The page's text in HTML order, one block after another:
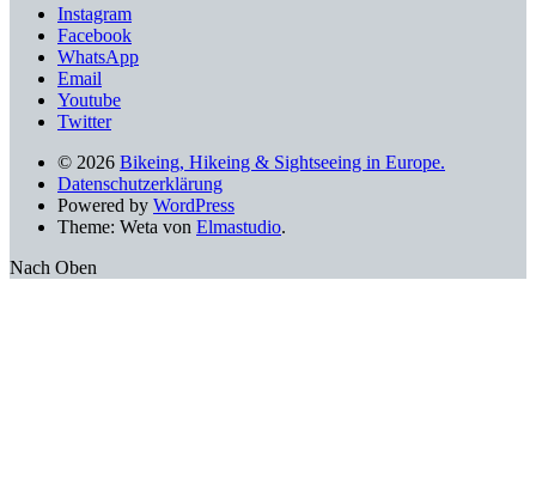
Instagram
Facebook
WhatsApp
Email
Youtube
Twitter
© 2026 Bikeing, Hikeing & Sightseeing in Europe.
Datenschutzerklärung
Powered by WordPress
Theme: Weta von Elmastudio.
Nach Oben